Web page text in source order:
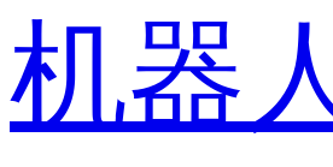
机器